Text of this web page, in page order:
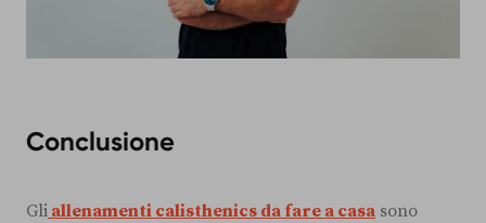
Conclusione
Gli allenamenti calisthenics da fare a casa sono